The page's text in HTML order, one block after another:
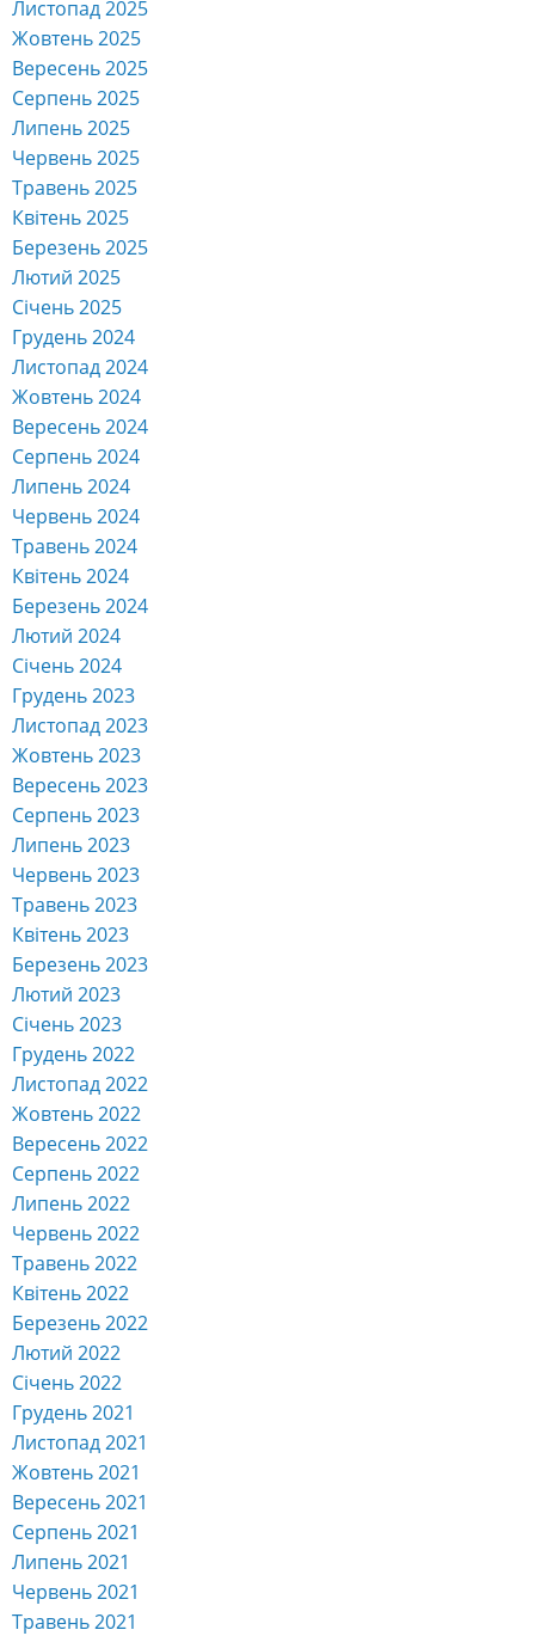
Листопад 2025
Жовтень 2025
Вересень 2025
Серпень 2025
Липень 2025
Червень 2025
Травень 2025
Квітень 2025
Березень 2025
Лютий 2025
Січень 2025
Грудень 2024
Листопад 2024
Жовтень 2024
Вересень 2024
Серпень 2024
Липень 2024
Червень 2024
Травень 2024
Квітень 2024
Березень 2024
Лютий 2024
Січень 2024
Грудень 2023
Листопад 2023
Жовтень 2023
Вересень 2023
Серпень 2023
Липень 2023
Червень 2023
Травень 2023
Квітень 2023
Березень 2023
Лютий 2023
Січень 2023
Грудень 2022
Листопад 2022
Жовтень 2022
Вересень 2022
Серпень 2022
Липень 2022
Червень 2022
Травень 2022
Квітень 2022
Березень 2022
Лютий 2022
Січень 2022
Грудень 2021
Листопад 2021
Жовтень 2021
Вересень 2021
Серпень 2021
Липень 2021
Червень 2021
Травень 2021